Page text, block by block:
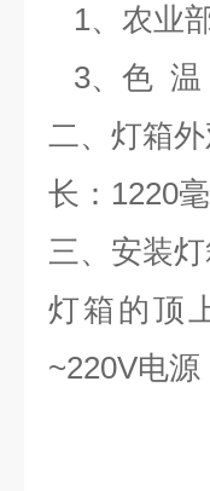
1、农业
3、色 温
二、灯箱
长： 1220
三、安装
灯箱的顶
~220V电源